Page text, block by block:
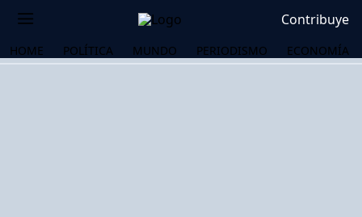
Contribuye
HOME POLÍTICA MUNDO PERIODISMO ECONOMÍA